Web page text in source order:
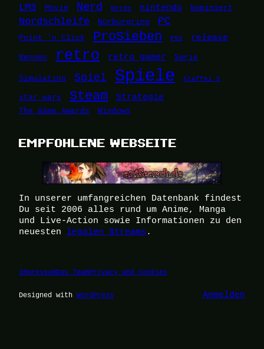
LMS Movie Nerd Nerds nintendo Nominiert
Nordschleife Nürburgring PC
Point 'n Click ProSieben PS5 release
Rennen retro retro gamer Serie
Simulation Spiel Spiele Staffel 5
star wars Steam Strategie
The Game Awards Windows
EMPFOHLENE WEBSEITE
In unserer umfangreichen Datenbank findest
Du seit 2006 alles rund um Anime, Manga
und Live-Action sowie Informationen zu den
neuesten legalen Streams .
ImpressumDas TeamPrivacy and Cookies
Designed with WordPress Anmelden